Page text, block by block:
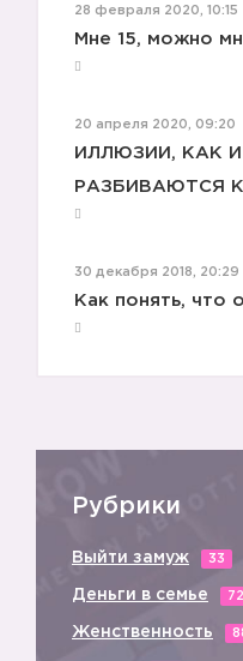
28 февраля 2020, 10:15
Мне 15, можно
20 апреля 2020, 09:20
ИЛЛЮЗИИ, КАК
РАЗБИВАЮТСЯ
30 декабря 2018, 20:29
Как понять, что
Рубрики
Выйти замуж 33
Деньги в семье 72
Женственность